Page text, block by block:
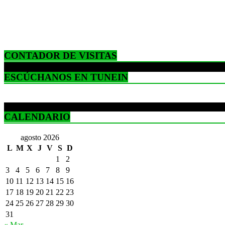
CONTADOR DE VISITAS
ESCÚCHANOS EN TUNEIN
CALENDARIO
agosto 2026
L M X J V S D
1
2
3
4 5 6 7 8
9
10 11 12 13 14 15 16
17 18 19 20 21 22 23
24 25 26 27 28 29 30
31